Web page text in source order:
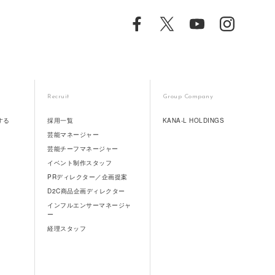
る
Recruit
採用一覧
芸能マネージャー
芸能チーフマネージャー
イベント制作スタッフ
PRディレクター／企画提案
D2C商品企画ディレクター
インフルエンサーマネージャ
ー
経理スタッフ
Group Company
KANA-L HOLDINGS